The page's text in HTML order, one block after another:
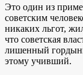
Это один из
советским
никаких льгот,
что советская
лишенный
этому учивший.